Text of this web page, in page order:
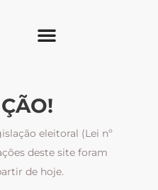
eleitoral (Lei nº
deste site foram
de hoje.